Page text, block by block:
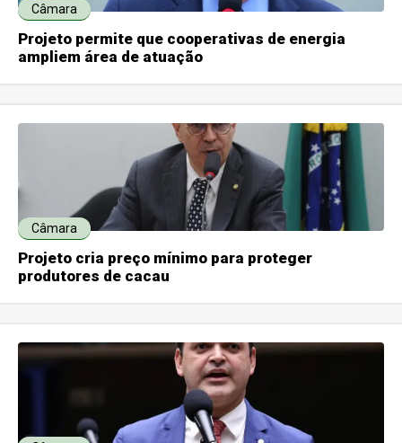
Câmara
Projeto permite que cooperativas de energia
ampliem área de atuação
Câmara
Projeto cria preço mínimo para proteger
produtores de cacau